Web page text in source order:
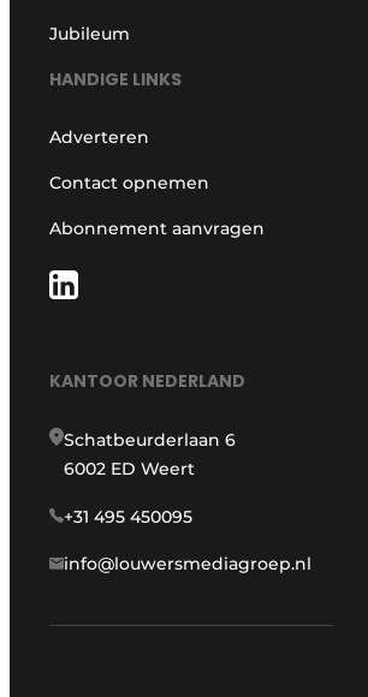
Jubileum
HANDIGE LINKS
Adverteren
Contact opnemen
Abonnement aanvragen
KANTOOR NEDERLAND
Schatbeurderlaan 6
6002 ED Weert
+31 495 450095
info@louwersmediagroep.nl